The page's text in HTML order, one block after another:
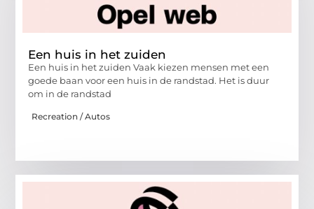
Een huis in het zuiden
Een huis in het zuiden Vaak kiezen mensen met een
goede baan voor een huis in de randstad. Het is duur
om in de randstad
Recreation / Autos